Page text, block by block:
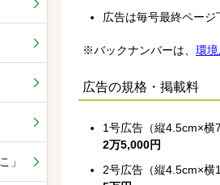
」
広告は毎号最終ページ
※バックナンバーは、 環境
広告の規格・掲載料
1号広告（縦4.5cm×横
2万5,000円
2号広告（縦4.5cm×横